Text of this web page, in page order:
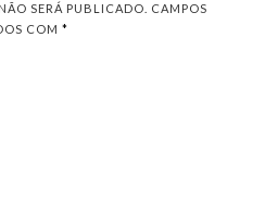
SERÁ PUBLICADO.
CAMPOS
COM *